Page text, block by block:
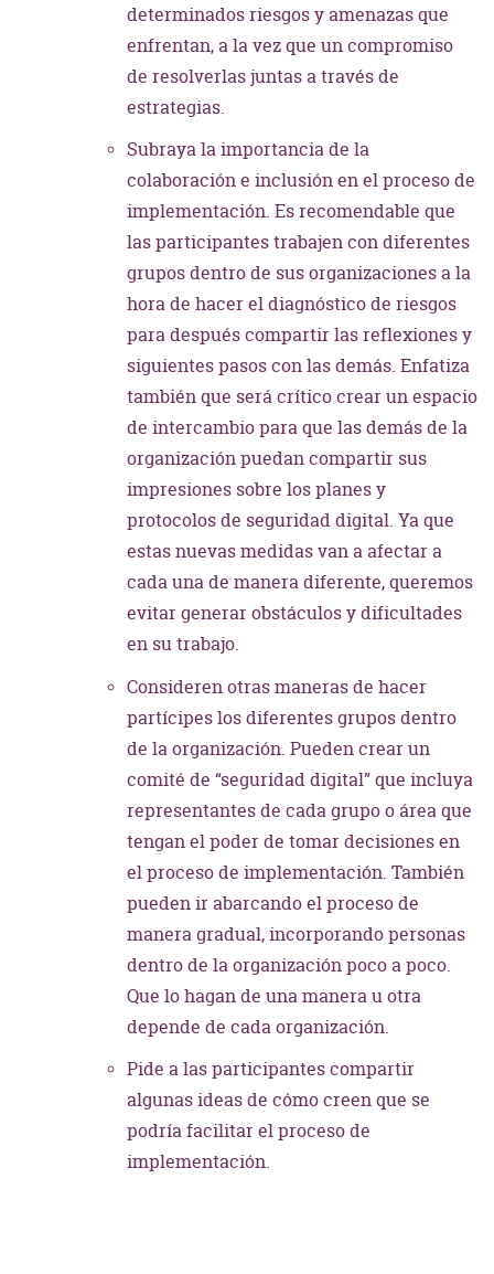
determinados riesgos y amenazas que
enfrentan, a la vez que un compromiso
de resolverlas juntas a través de
estrategias.
Subraya la importancia de la
colaboración e inclusión en el proceso de
implementación. Es recomendable que
las participantes trabajen con diferentes
grupos dentro de sus organizaciones a la
hora de hacer el diagnóstico de riesgos
para después compartir las reflexiones y
siguientes pasos con las demás. Enfatiza
también que será crítico crear un espacio
de intercambio para que las demás de la
organización puedan compartir sus
impresiones sobre los planes y
protocolos de seguridad digital. Ya que
estas nuevas medidas van a afectar a
cada una de manera diferente, queremos
evitar generar obstáculos y dificultades
en su trabajo.
Consideren otras maneras de hacer
partícipes los diferentes grupos dentro
de la organización. Pueden crear un
comité de “seguridad digital” que incluya
representantes de cada grupo o área que
tengan el poder de tomar decisiones en
el proceso de implementación. También
pueden ir abarcando el proceso de
manera gradual, incorporando personas
dentro de la organización poco a poco.
Que lo hagan de una manera u otra
depende de cada organización.
Pide a las participantes compartir
algunas ideas de cómo creen que se
podría facilitar el proceso de
implementación.